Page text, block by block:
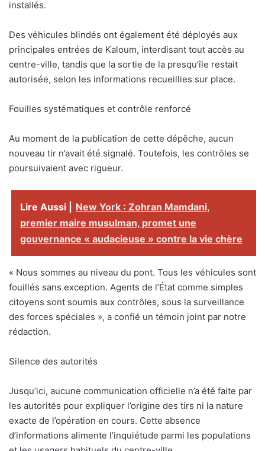
installés.
Des véhicules blindés ont également été déployés aux
principales entrées de Kaloum, interdisant tout accès au
centre-ville, tandis que la sortie de la presqu’île restait
autorisée, selon les informations recueillies sur place.
Fouilles systématiques et contrôle renforcé
Au moment de la publication de cette dépêche, aucun
nouveau tir n’avait été signalé. Toutefois, les contrôles se
poursuivaient avec rigueur.
Lire Aussi |
New York : Zohran Mamdani,
premier maire musulman, promet une
gouvernance « audacieuse » contre la vie chère
« Nous sommes au niveau du pont. Tous les véhicules sont
fouillés sans exception. Agents de l’État comme simples
citoyens sont soumis aux contrôles, sous la surveillance
des forces spéciales », a confié un témoin joint par notre
rédaction.
Silence des autorités
Jusqu’ici, aucune communication officielle n’a été faite par
les autorités pour expliquer l’origine des tirs ni la nature
exacte de l’opération en cours. Cette absence
d’informations alimente l’inquiétude parmi les populations